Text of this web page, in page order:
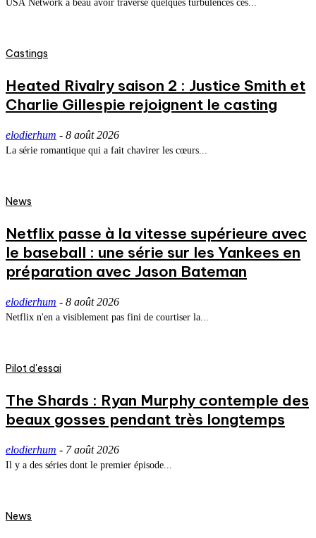
USA Network a beau avoir traversé quelques turbulences ces...
Castings
Heated Rivalry saison 2 : Justice Smith et
Charlie Gillespie rejoignent le casting
elodierhum - 8 août 2026
La série romantique qui a fait chavirer les cœurs...
News
Netflix passe à la vitesse supérieure avec
le baseball : une série sur les Yankees en
préparation avec Jason Bateman
elodierhum - 8 août 2026
Netflix n'en a visiblement pas fini de courtiser la...
Pilot d'essai
The Shards : Ryan Murphy contemple des
beaux gosses pendant très longtemps
elodierhum - 7 août 2026
Il y a des séries dont le premier épisode...
News